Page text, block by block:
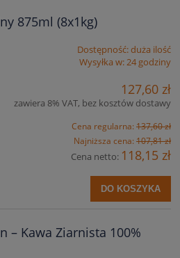
875ml (8x1kg)
Dostępność:duża ilość
Wysyłka w:24 godziny
127,60 zł
zawiera 8% VAT, bez kosztów dostawy
Cena regularna: 137,60 zł
Najniższa cena: 107,81 zł
Cena netto: 118,15 zł
DO KOSZYKA
– Kawa Ziarnista 100%